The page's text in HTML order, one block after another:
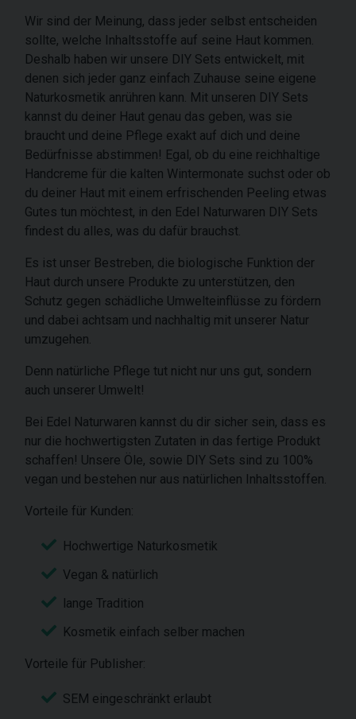
Wir sind der Meinung, dass jeder selbst entscheiden
sollte, welche Inhaltsstoffe auf seine Haut kommen.
Deshalb haben wir unsere DIY Sets entwickelt, mit
denen sich jeder ganz einfach Zuhause seine eigene
Naturkosmetik anrühren kann. Mit unseren DIY Sets
kannst du deiner Haut genau das geben, was sie
braucht und deine Pflege exakt auf dich und deine
Bedürfnisse abstimmen! Egal, ob du eine reichhaltige
Handcreme für die kalten Wintermonate suchst oder ob
du deiner Haut mit einem erfrischenden Peeling etwas
Gutes tun möchtest, in den Edel Naturwaren DIY Sets
findest du alles, was du dafür brauchst.
Es ist unser Bestreben, die biologische Funktion der
Haut durch unsere Produkte zu unterstützen, den
Schutz gegen schädliche Umwelteinflüsse zu fördern
und dabei achtsam und nachhaltig mit unserer Natur
umzugehen.
Denn natürliche Pflege tut nicht nur uns gut, sondern
auch unserer Umwelt!
Bei Edel Naturwaren kannst du dir sicher sein, dass es
nur die hochwertigsten Zutaten in das fertige Produkt
schaffen! Unsere Öle, sowie DIY Sets sind zu 100%
vegan und bestehen nur aus natürlichen Inhaltsstoffen.
Vorteile für Kunden:
Hochwertige Naturkosmetik
Vegan & natürlich
lange Tradition
Kosmetik einfach selber machen
Vorteile für Publisher:
SEM eingeschränkt erlaubt